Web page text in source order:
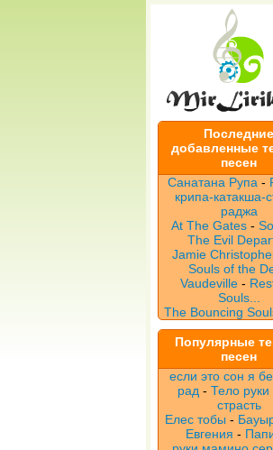
Последние
добавленные
песен
Санатана Рупа -
крипа-катакша-
раджа
At The Gates-
The Evil
Jamie
Souls of the
Vaudeville -
Souls...
The Bouncing
Популярные
песен
если это сон я
рад - Тело руки
страсть
Елес тобы -
Евгения -